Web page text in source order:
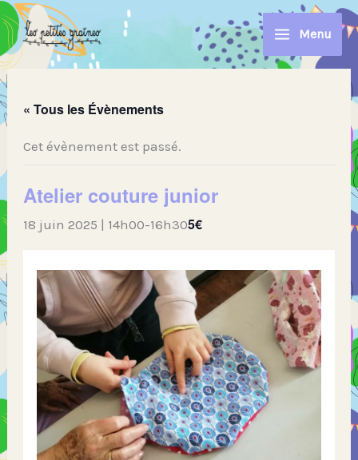
Aller
au
contenu
Menu
« Tous les Évènements
Cet évènement est passé.
Atelier couture junior
18 juin 2025 | 14h00-16h305€